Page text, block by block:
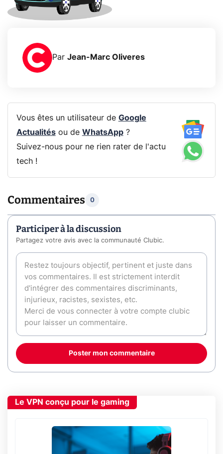
Par Jean-Marc Oliveres
Vous êtes un utilisateur de Google
Actualitésou de WhatsApp?
Suivez-nous pour ne rien rater de l'actu
tech !
Commentaires 0
Participer à la discussion
Partagez votre avis avec la communauté Clubic.
Poster mon commentaire
Le VPN conçu pour le gaming